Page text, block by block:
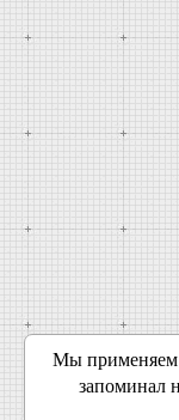
Мы применяем
запоминал